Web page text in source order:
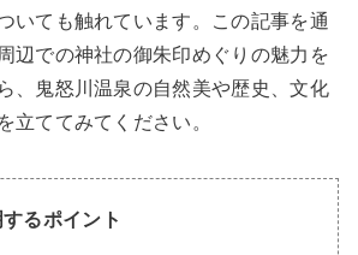
いても触れています。この記事を通
辺での神社の御朱印めぐりの魅力を
、鬼怒川温泉の自然美や歴史、文化
立ててみてください。
るポイント